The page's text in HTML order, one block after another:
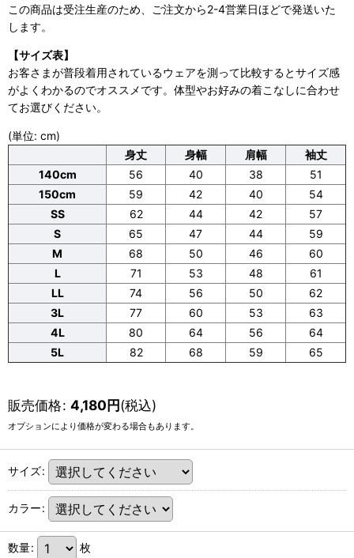
この商品は受注生産のため、ご注文から2-4営業日ほどで発送いた
します。
【サイズ表】
お客さまが普段着用されているウェアを測って比較するとサイズ感
がよくわかるのでオススメです。体型やお好みの着こなしに合わせ
てお選びください。
(単位: cm)
身丈
身幅 肩幅
袖丈
140cm
56 40 38
51
150cm
59 42 40
54
SS
62 44 42
57
S
65 47 44
59
M
68 50 46
60
L
71 53 48
61
LL
74 56 50
62
3L
77 60 53
63
4L
80 64 56
64
5L
82 68 59 65
販売価格: 4,180円(税込)
オプションにより価格が変わる場合もあります。
サイズ:
カラー:
数量: 枚